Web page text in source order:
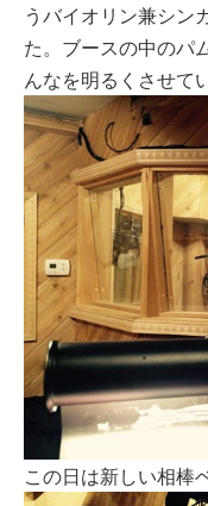
うバイオリン兼シン
た。ブースの中のパ
んなを明るくさせて
この日は新しい相棒